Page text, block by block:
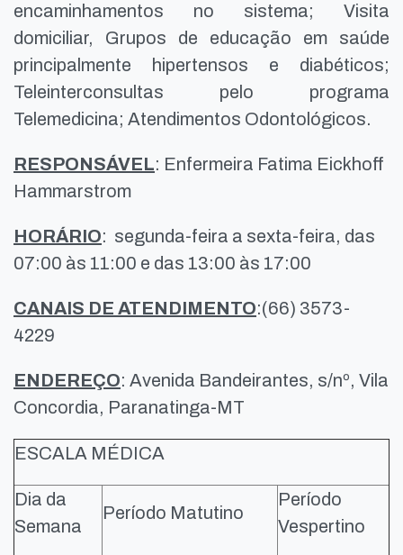
encaminhamentos no sistema; Visita
domiciliar, Grupos de educação em saúde
principalmente hipertensos e diabéticos;
Teleinterconsultas pelo programa
Telemedicina; Atendimentos Odontológicos.
RESPONSÁVEL: Enfermeira Fatima Eickhoff
Hammarstrom
HORÁRIO: segunda-feira a sexta-feira, das
07:00 às 11:00 e das 13:00 às 17:00
CANAIS DE ATENDIMENTO:(66) 3573-
4229
ENDEREÇO: Avenida Bandeirantes, s/nº, Vila
Concordia, Paranatinga-MT
ESCALA MÉDICA
Dia da
Semana
Período Matutino
Período
Vespertino